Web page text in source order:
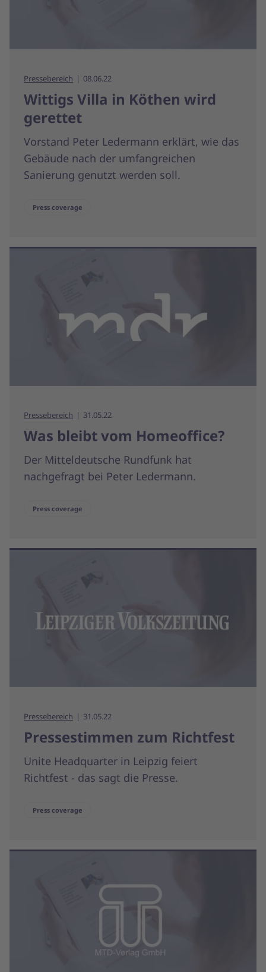
Pressebereich 08.06.22
Wittigs Villa in Köthen wird
gerettet
Vorstand Peter Ledermann erklärt, wie das
Gebäude nach der umfangreichen
Sanierung genutzt werden soll.
Press coverage
Pressebereich 31.05.22
Was bleibt vom Homeoffice?
Der Mitteldeutsche Rundfunk hat
nachgefragt bei Peter Ledermann.
Press coverage
Pressebereich 31.05.22
Pressestimmen zum Richtfest
Unite Headquarter in Leipzig feiert
Richtfest - das sagt die Presse.
Press coverage